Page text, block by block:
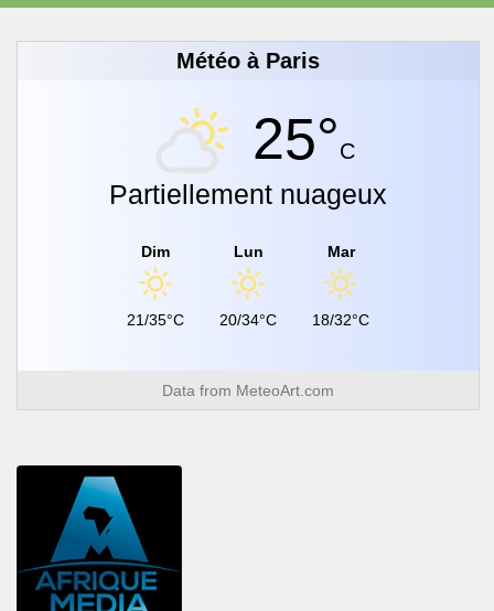
Météo à Paris
25°C
Partiellement nuageux
Dim
21/35°C
Lun
20/34°C
Mar
18/32°C
Data from MeteoArt.com